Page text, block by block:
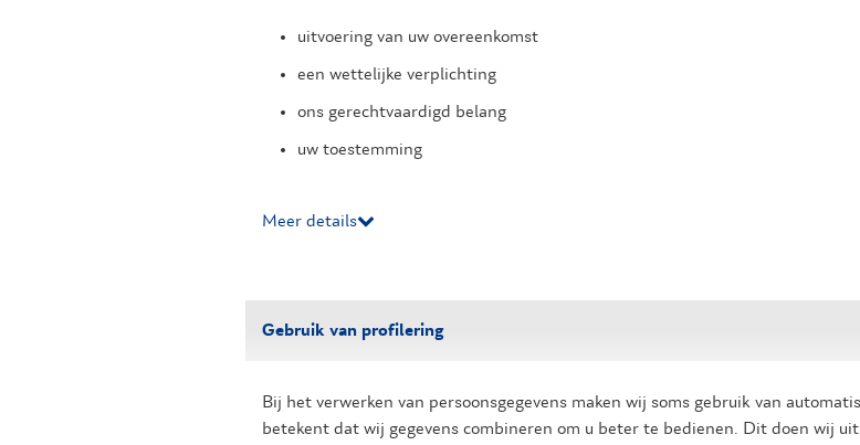
uitvoering van uw overeenkomst
een wettelijke verplichting
ons gerechtvaardigd belang
uw toestemming
Meer details
Gebruik van profilering
Bij het verwerken van persoonsgegevens maken wij soms gebruik van
betekent dat wij gegevens combineren om u beter te bedienen. Dit doen wij